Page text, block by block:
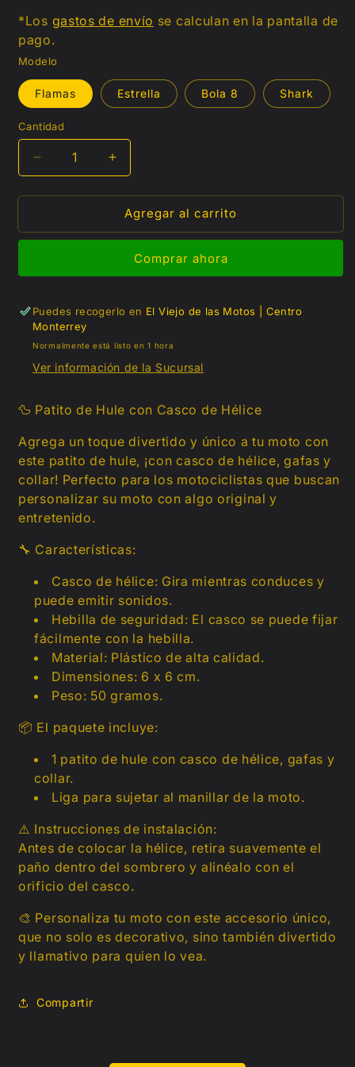
habitual
de
*Los gastos de envío se calculan en la pantalla de
pago.
Modelo
Flamas Estrella Bola 8 Shark
Cantidad
Reducir
cantidad
para
mamon
Aumentar
cantidad
para
Pato
mamon
Agregar al carrito
Comprar ahora
Puedes recogerlo en El Viejo de las Motos | Centro
Monterrey
Normalmente está listo en 1 hora
Ver información de la Sucursal
🦆 Patito de Hule con Casco de Hélice
Agrega un toque divertido y único a tu moto con
este patito de hule, ¡con casco de hélice, gafas y
collar! Perfecto para los motociclistas que buscan
personalizar su moto con algo original y
entretenido.
🔧 Características:
Casco de hélice: Gira mientras conduces y
puede emitir sonidos.
Hebilla de seguridad: El casco se puede fijar
fácilmente con la hebilla.
Material: Plástico de alta calidad.
Dimensiones: 6 x 6 cm.
Peso: 50 gramos.
📦 El paquete incluye:
1 patito de hule con casco de hélice, gafas y
collar.
Liga para sujetar al manillar de la moto.
⚠️ Instrucciones de instalación:
Antes de colocar la hélice, retira suavemente el
paño dentro del sombrero y alinéalo con el
orificio del casco.
🎨 Personaliza tu moto con este accesorio único,
que no solo es decorativo, sino también divertido
y llamativo para quien lo vea.
Compartir